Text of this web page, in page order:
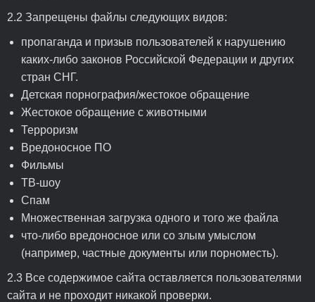
2.2 Запрещены файлы следующих видов:
пропаганда и призыв пользователей к нарушению
каких-либо законов Российской Федерации и других
стран СНГ.
Детская порнография/жестокое обращение
Жестокое обращение с животными
Терроризм
Вредоносное ПО
Фильмы
ТВ-шоу
Спам
Множественная загрузка одного и того же файла
что-либо вредоносное или со злым умыслом
(например, частные документы или порноместь).
2.3 Все содержимое сайта оставляется пользователями
сайта и не проходит никакой проверки.